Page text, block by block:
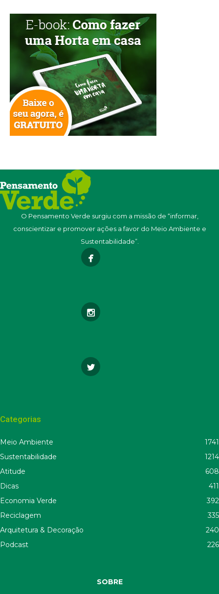
O Pensamento Verde surgiu com a missão de “informar,
conscientizar e promover ações a favor do Meio Ambiente e
Sustentabilidade”.
Categorias
Meio Ambiente
1741
Sustentabilidade
1214
Atitude
608
Dicas
411
Economia Verde
392
Reciclagem
335
Arquitetura & Decoração
240
Podcast
226
SOBRE